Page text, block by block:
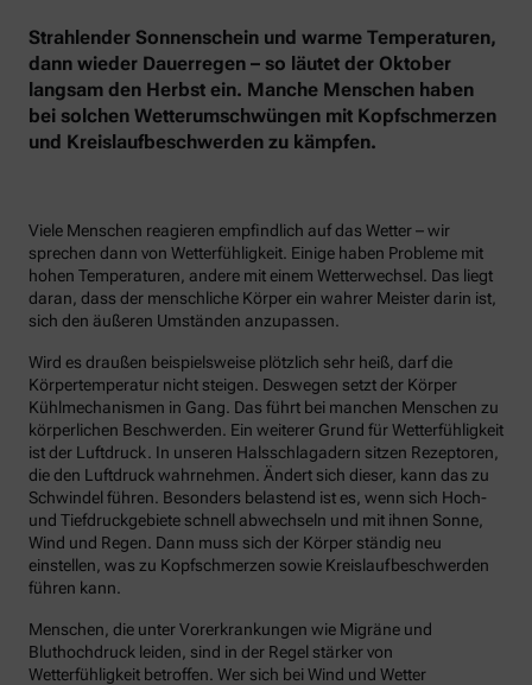
Strahlender Sonnenschein und warme Temperaturen,
dann wieder Dauerregen – so läutet der Oktober
langsam den Herbst ein. Manche Menschen haben
bei solchen Wetterumschwüngen mit Kopfschmerzen
und Kreislaufbeschwerden zu kämpfen.
Viele Menschen reagieren empfindlich auf das Wetter – wir
sprechen dann von Wetterfühligkeit. Einige haben Probleme mit
hohen Temperaturen, andere mit einem Wetterwechsel. Das liegt
daran, dass der menschliche Körper ein wahrer Meister darin ist,
sich den äußeren Umständen anzupassen.
Wird es draußen beispielsweise plötzlich sehr heiß, darf die
Körpertemperatur nicht steigen. Deswegen setzt der Körper
Kühlmechanismen in Gang. Das führt bei manchen Menschen zu
körperlichen Beschwerden. Ein weiterer Grund für Wetterfühligkeit
ist der Luftdruck. In unseren Halsschlagadern sitzen Rezeptoren,
die den Luftdruck wahrnehmen. Ändert sich dieser, kann das zu
Schwindel führen. Besonders belastend ist es, wenn sich Hoch-
und Tiefdruckgebiete schnell abwechseln und mit ihnen Sonne,
Wind und Regen. Dann muss sich der Körper ständig neu
einstellen, was zu Kopfschmerzen sowie Kreislaufbeschwerden
führen kann.
Menschen, die unter Vorerkrankungen wie Migräne und
Bluthochdruck leiden, sind in der Regel stärker von
Wetterfühligkeit betroffen. Wer sich bei Wind und Wetter